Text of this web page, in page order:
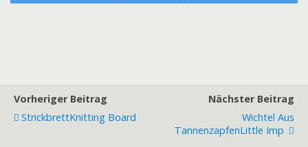
Vorheriger Beitrag
StrickbrettKnitting Board
Nächster Beitrag
Wichtel Aus
TannenzapfenLittle Imp